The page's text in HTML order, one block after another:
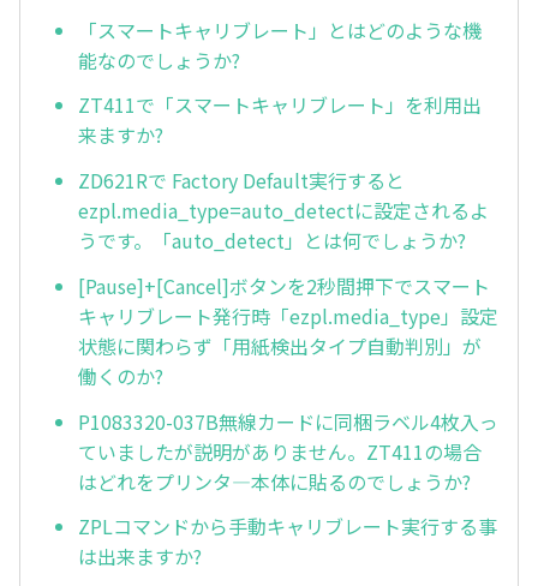
「スマートキャリブレート」とはどのような機
能なのでしょうか?
ZT411で「スマートキャリブレート」を利用出
来ますか?
ZD621Rで Factory Default実行すると
ezpl.media_type=auto_detectに設定されるよ
うです。「auto_detect」とは何でしょうか?
[Pause]+[Cancel]ボタンを2秒間押下でスマート
キャリブレート発行時「ezpl.media_type」設定
状態に関わらず「用紙検出タイプ自動判別」が
働くのか?
P1083320-037B無線カードに同梱ラベル4枚入っ
ていましたが説明がありません。ZT411の場合
はどれをプリンタ—本体に貼るのでしょうか?
ZPLコマンドから手動キャリブレート実行する事
は出来ますか?